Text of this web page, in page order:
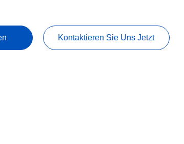
Kontaktieren Sie Uns Jetzt